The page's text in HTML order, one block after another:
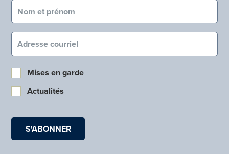
Nom et prénom (obligatoire)
Courriel (obligatoire)
Mises en garde
Actualités